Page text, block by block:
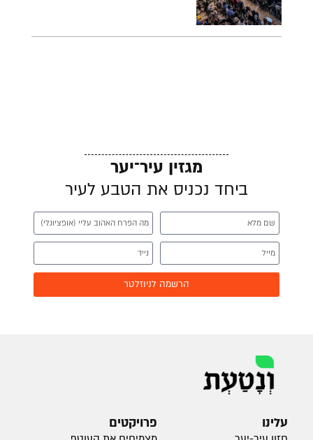
מגזין עיר־יער
ביחד נכניס את הטבע לעיר
הרשמה לניוזלטר
עלינו פרויקטים